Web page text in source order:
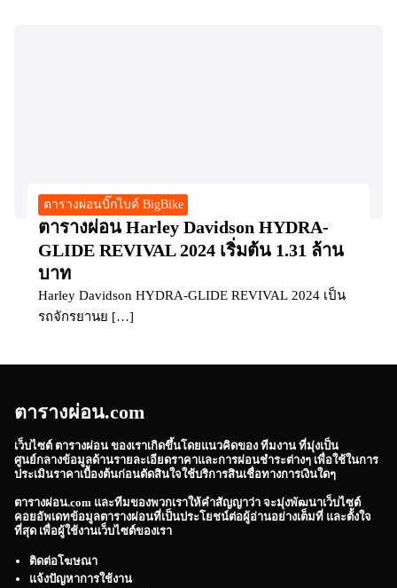
ตารางผ่อนบิ๊กไบค์ BigBike
ตารางผ่อน Harley Davidson HYDRA-
GLIDE REVIVAL 2024 เริ่มต้น 1.31 ล้าน
บาท
Harley Davidson HYDRA-GLIDE REVIVAL 2024 เป็น
รถจักรยานย […]
ตารางผ่อน.com
เว็บไซต์ ตารางผ่อน ของเราเกิดขึ้นโดยแนวคิดของ ทีมงาน ที่มุ่งเป็น
ศูนย์กลางข้อมูลด้านรายละเอียดราคาและการผ่อนชำระต่างๆ เพื่อใช้ในการ
ประเมินราคาเบื้องต้นก่อนตัดสินใจใช้บริการสินเชื่อทางการเงินใดๆ
ตารางผ่อน.com และทีมของพวกเราให้คำสัญญาว่า จะมุ่งพัฒนาเว็บไซต์
คอยอัพเดทข้อมูลตารางผ่อนที่เป็นประโยชน์ต่อผู้อ่านอย่างเต็มที่ และตั้งใจ
ที่สุด เพื่อผู้ใช้งานเว็บไซต์ของเรา
ติดต่อโฆษณา
แจ้งปัญหาการใช้งาน